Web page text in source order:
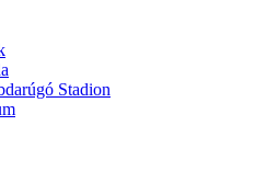
Stadion